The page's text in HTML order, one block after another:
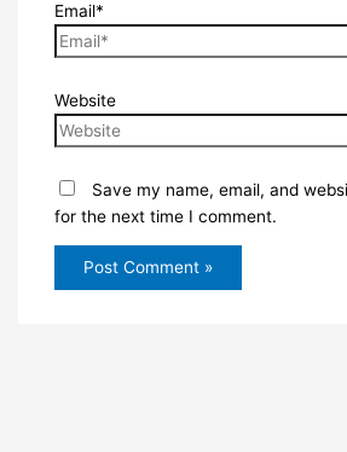
Email*
Website
Save my name, email, and
for the next time I comment.